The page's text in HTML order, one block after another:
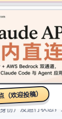
之路）
API中转站
欢迎投稿）
启动项管理
项目、守护进程和
份）及运行状态